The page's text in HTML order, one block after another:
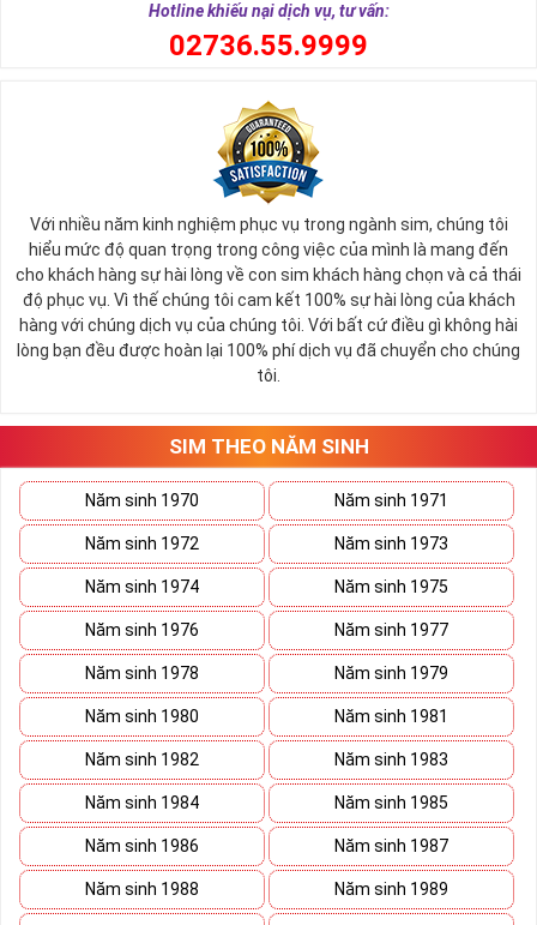
Ý nghĩa sim tứ quý 2
Theo quan niệm phong thủy
Số 2 tượng trưng cho sự cân bằng, hài hòa của âm dương và đất
trời. Sự cân bằng này giúp cho mọi việc đều thuận lợi và mang lại
nhiều may mắn trong cuộc sống và kinh doanh.
Số 2 còn biểu trưng cho lòng tốt, sự ổn định và tính hai mặt của
mọi vấn đề. Số 2 giúp cho họ có được sự lựa chọn, để đưa ra
những hướng giải quyết đúng đắn nhắt.
tứ 2 cùng xuất hiện trong một dãy số sim càng giúp cho ý nghĩa
sim tứ quýtăng lên gấp bội. Sở hữu sim Tứ Quý 2 giúp khích lệ tinh
thần người sở hữu là không sợ bất cứ điều gì mà hãy cứ làm thì
mọi điều tốt đẹp và may mắn ắt sẽ đến.
Lợi ích sim Tứ Quý 2 mang lại là gì?
Hotline khiếu nại dịch vụ, tư vấn:
02736.55.9999
Với nhiều năm kinh nghiệm phục vụ trong ngành sim, chúng tôi
hiểu mức độ quan trọng trong công việc của mình là mang đến
cho khách hàng sự hài lòng về con sim khách hàng chọn và cả thái
độ phục vụ. Vì thế chúng tôi cam kết 100% sự hài lòng của khách
hàng với chúng dịch vụ của chúng tôi. Với bất cứ điều gì không hài
lòng bạn đều được hoàn lại 100% phí dịch vụ đã chuyển cho chúng
tôi.
SIM THEO NĂM SINH
Năm sinh 1970 Năm sinh 1971
Năm sinh 1972 Năm sinh 1973
Năm sinh 1974 Năm sinh 1975
Năm sinh 1976 Năm sinh 1977
Năm sinh 1978 Năm sinh 1979
Năm sinh 1980 Năm sinh 1981
Năm sinh 1982 Năm sinh 1983
Năm sinh 1984 Năm sinh 1985
Năm sinh 1986 Năm sinh 1987
Năm sinh 1988 Năm sinh 1989